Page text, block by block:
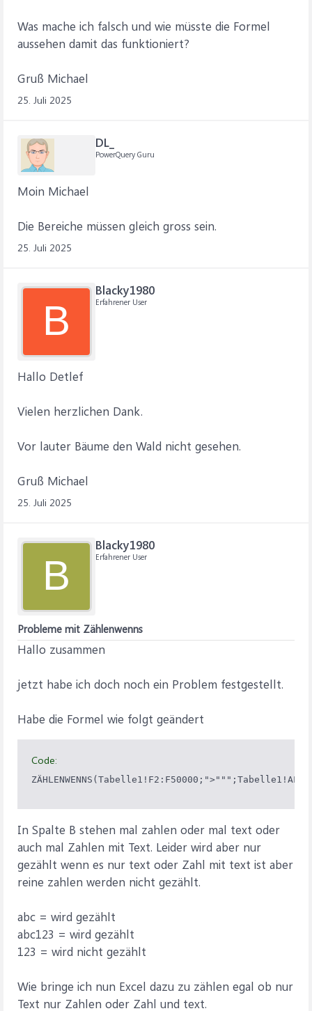
Was mache ich falsch und wie müsste die Formel
aussehen damit das funktioniert?
Gruß Michael
25. Juli 2025
DL_
PowerQuery Guru
Moin Michael
Die Bereiche müssen gleich gross sein.
25. Juli 2025
B
Blacky1980
Erfahrener User
Hallo Detlef
Vielen herzlichen Dank.
Vor lauter Bäume den Wald nicht gesehen.
Gruß Michael
25. Juli 2025
B
Blacky1980
Erfahrener User
Probleme mit Zählenwenns
Hallo zusammen
jetzt habe ich doch noch ein Problem festgestellt.
Habe die Formel wie folgt geändert
Code:
In Spalte B stehen mal zahlen oder mal text oder
auch mal Zahlen mit Text. Leider wird aber nur
gezählt wenn es nur text oder Zahl mit text ist aber
reine zahlen werden nicht gezählt.
abc = wird gezählt
abc123 = wird gezählt
123 = wird nicht gezählt
Wie bringe ich nun Excel dazu zu zählen egal ob nur
Text nur Zahlen oder Zahl und text.